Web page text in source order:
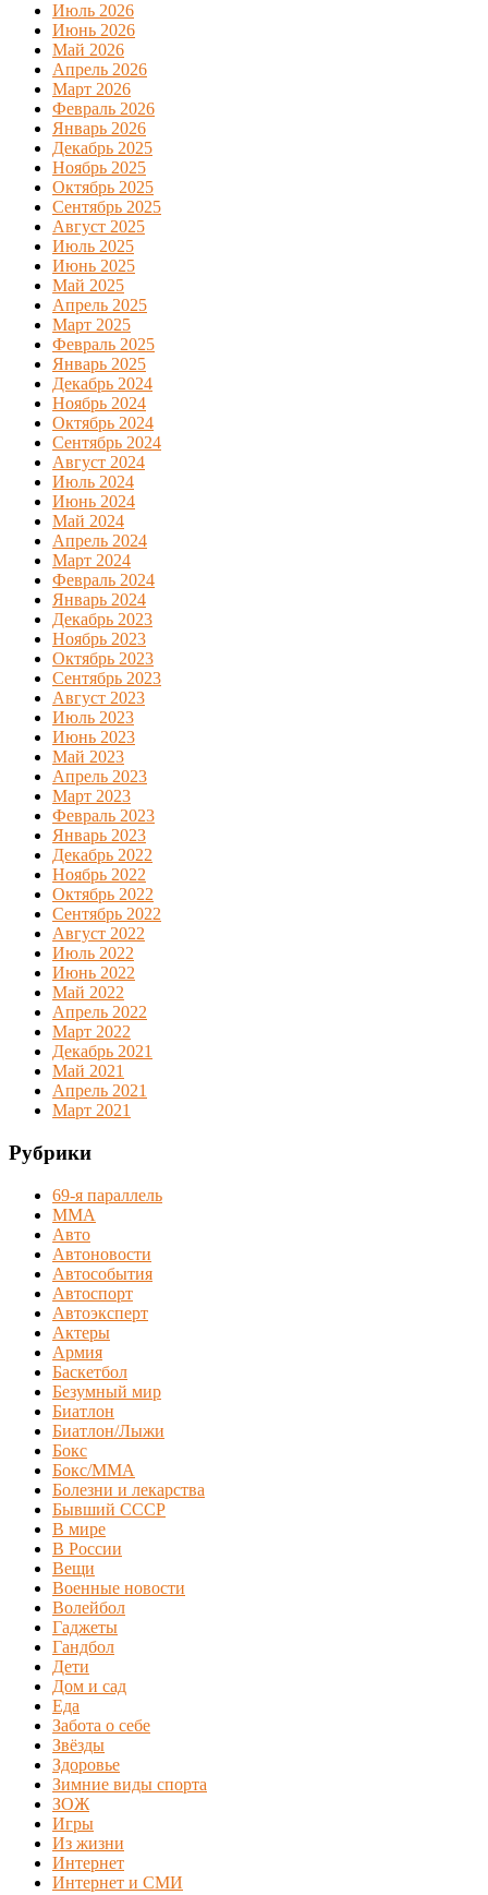
Июль 2026
Июнь 2026
Май 2026
Апрель 2026
Март 2026
Февраль 2026
Январь 2026
Декабрь 2025
Ноябрь 2025
Октябрь 2025
Сентябрь 2025
Август 2025
Июль 2025
Июнь 2025
Май 2025
Апрель 2025
Март 2025
Февраль 2025
Январь 2025
Декабрь 2024
Ноябрь 2024
Октябрь 2024
Сентябрь 2024
Август 2024
Июль 2024
Июнь 2024
Май 2024
Апрель 2024
Март 2024
Февраль 2024
Январь 2024
Декабрь 2023
Ноябрь 2023
Октябрь 2023
Сентябрь 2023
Август 2023
Июль 2023
Июнь 2023
Май 2023
Апрель 2023
Март 2023
Февраль 2023
Январь 2023
Декабрь 2022
Ноябрь 2022
Октябрь 2022
Сентябрь 2022
Август 2022
Июль 2022
Июнь 2022
Май 2022
Апрель 2022
Март 2022
Декабрь 2021
Май 2021
Апрель 2021
Март 2021
Рубрики
69-я параллель
MMA
Авто
Автоновости
Автособытия
Автоспорт
Автоэксперт
Актеры
Армия
Баскетбол
Безумный мир
Биатлон
Биатлон/Лыжи
Бокс
Бокс/MMA
Болезни и лекарства
Бывший СССР
В мире
В России
Вещи
Военные новости
Волейбол
Гаджеты
Гандбол
Дети
Дом и сад
Еда
Забота о себе
Звёзды
Здоровье
Зимние виды спорта
ЗОЖ
Игры
Из жизни
Интернет
Интернет и СМИ